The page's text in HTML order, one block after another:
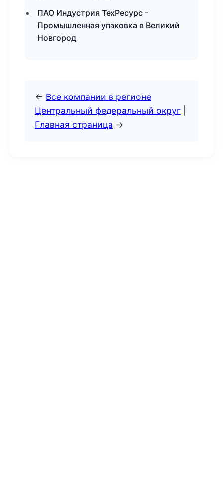
ПАО Индустрия ТехРесурс -
Промышленная упаковка в Великий
Новгород
← Все компании в регионе
Центральный федеральный округ
Главная страница →